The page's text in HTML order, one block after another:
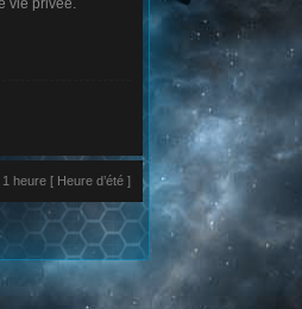
heure [ Heure d’été ]